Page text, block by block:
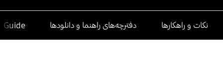
نکات و راهکارها دفترچه‌های راهنما و دانلودها